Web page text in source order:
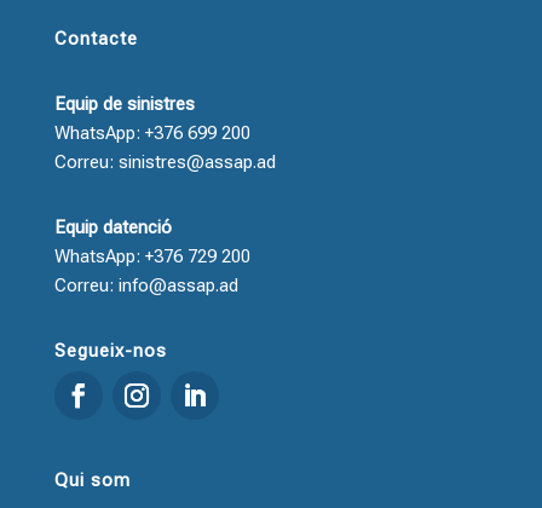
Contacte
Equip de sinistres
WhatsApp: +376 699 200
Correu: sinistres@assap.ad
Equip datenció
WhatsApp: +376 729 200
Correu: info@assap.ad
Segueix-nos
Qui som